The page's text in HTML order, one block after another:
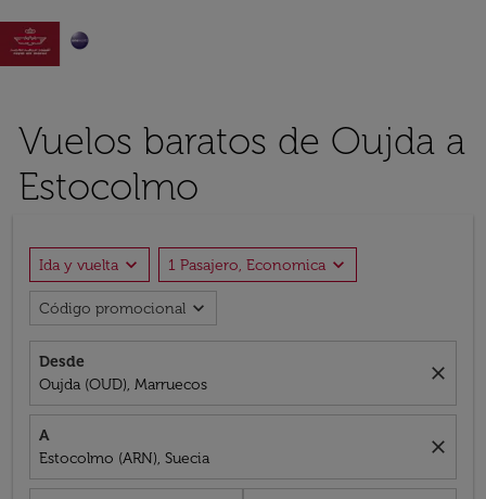

Vuelos baratos de Oujda a
Estocolmo
Ida y vuelta expand_more 1 Pasajero, Economica expand_more
Código promocional expand_more
Desde
Oujda (OUD), Marruecos
close
A
Estocolmo (ARN), Suecia
close